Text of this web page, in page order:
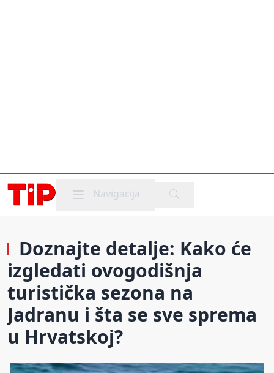
Mobile menu
Navigacija
Doznajte detalje: Kako će
izgledati ovogodišnja
turistička sezona na
Jadranu i šta se sve sprema
u Hrvatskoj?